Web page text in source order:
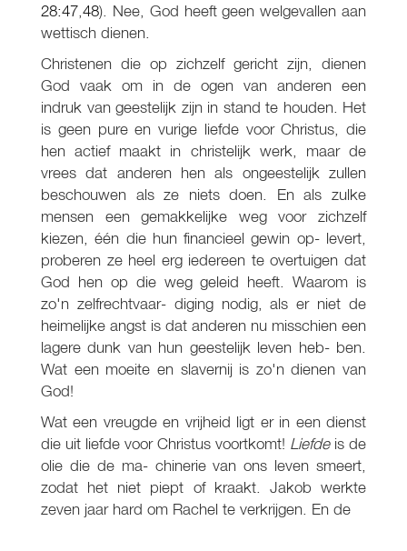
28:47,48). Nee, God heeft geen welgevallen aan
wettisch dienen.
Christenen die op zichzelf gericht zijn, dienen
God vaak om in de ogen van anderen een
indruk van geestelijk zijn in stand te houden. Het
is geen pure en vurige liefde voor Christus, die
hen actief maakt in christelijk werk, maar de
vrees dat anderen hen als ongeestelijk zullen
beschouwen als ze niets doen. En als zulke
mensen een gemakkelijke weg voor zichzelf
kiezen, één die hun financieel gewin op- levert,
proberen ze heel erg iedereen te overtuigen dat
God hen op die weg geleid heeft. Waarom is
zo'n zelfrechtvaar- diging nodig, als er niet de
heimelijke angst is dat anderen nu misschien een
lagere dunk van hun geestelijk leven heb- ben.
Wat een moeite en slavernij is zo'n dienen van
God!
Wat een vreugde en vrijheid ligt er in een dienst
die uit liefde voor Christus voortkomt! Liefde is de
olie die de ma- chinerie van ons leven smeert,
zodat het niet piept of kraakt. Jakob werkte
zeven jaar hard om Rachel te verkrijgen. En de